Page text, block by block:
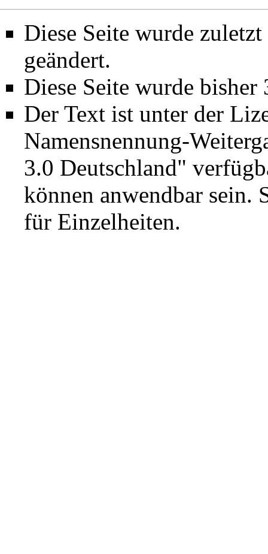
Diese Seite wurde
geändert.
Diese Seite wurde
Der Text ist unter der
Namensnennung-
3.0 Deutschland"
können anwendbar sein.
für Einzelheiten.